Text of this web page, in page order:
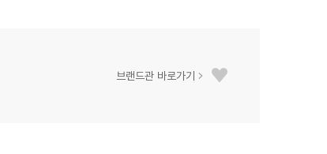
브랜드관 바로가기